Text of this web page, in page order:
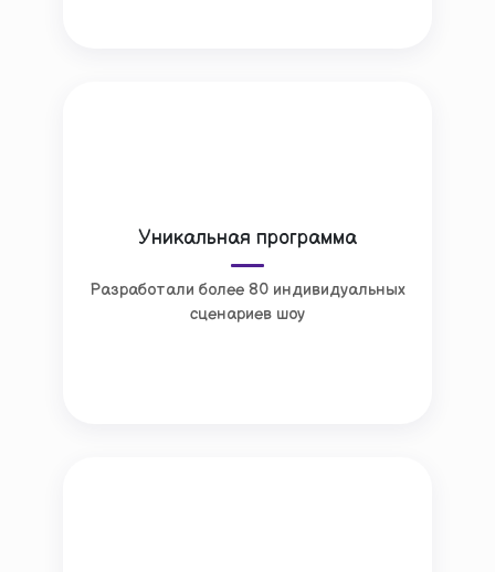
Уникальная программа
Разработали более 80 индивидуальных
сценариев шоу